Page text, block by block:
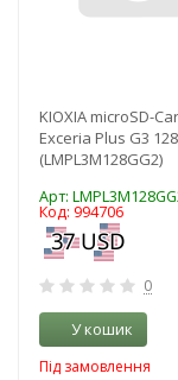
KIOXIA microSD-
Exceria Plus G3
(LMPL3M128GG2)
Арт:
Код: 994706
0
У кошик
Під замовлення